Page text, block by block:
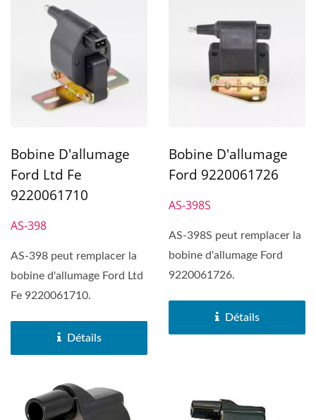
Bobine D'allumage
Ford Ltd Fe
9220061710
AS-398
AS-398 peut remplacer la
bobine d'allumage Ford Ltd
Fe 9220061710.
Détails
Bobine D'allumage
Ford 9220061726
AS-398S
AS-398S peut remplacer la
bobine d'allumage Ford
9220061726.
Détails